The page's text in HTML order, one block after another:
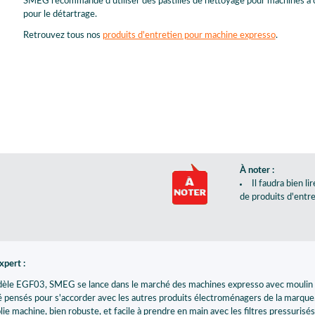
pour le détartrage.
Retrouvez tous nos produits d'entretien pour machine expresso.
À noter :
Il faudra bien
de produits
:
EGF03, SMEG se lance dans le marché des machines expresso avec
pensés pour s'accorder avec les autres produits électroménagers de la
machine, bien robuste, et facile à prendre en main avec les filtres